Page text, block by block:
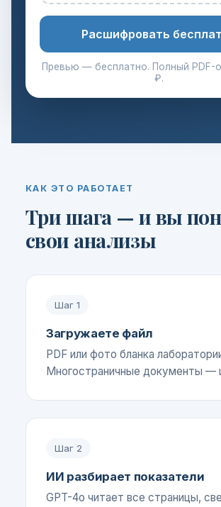
Расшифровать
Превью — бесплатно. Полный PDF-
₽.
КАК ЭТО РАБОТАЕТ
Три шага — и вы
свои анализы
Шаг 1
Загружаете файл
PDF или фото бланка
Многостраничные документы —
Шаг 2
ИИ разбирает показатели
GPT-4o читает все страницы,